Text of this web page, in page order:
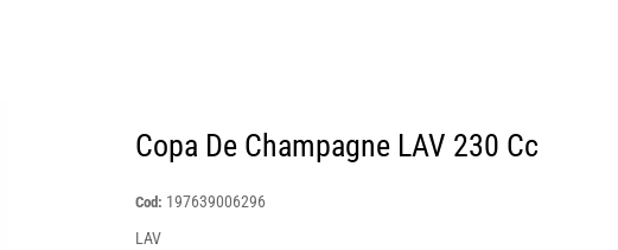
Copa De Champagne LAV 230 Cc
Cod: 197639006296
LAV